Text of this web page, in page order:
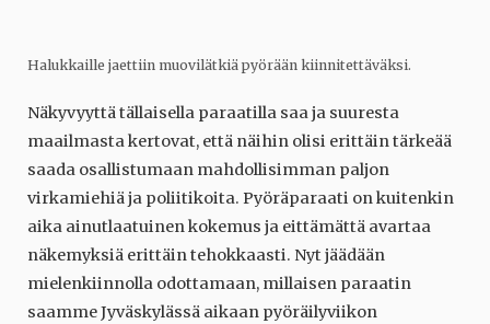
Halukkaille jaettiin muovilätkiä pyörään kiinnitettäväksi.
Näkyvyyttä tällaisella paraatilla saa ja suuresta
maailmasta kertovat, että näihin olisi erittäin tärkeää
saada osallistumaan mahdollisimman paljon
virkamiehiä ja poliitikoita. Pyöräparaati on kuitenkin
aika ainutlaatuinen kokemus ja eittämättä avartaa
näkemyksiä erittäin tehokkaasti. Nyt jäädään
mielenkiinnolla odottamaan, millaisen paraatin
saamme Jyväskylässä aikaan pyöräilyviikon